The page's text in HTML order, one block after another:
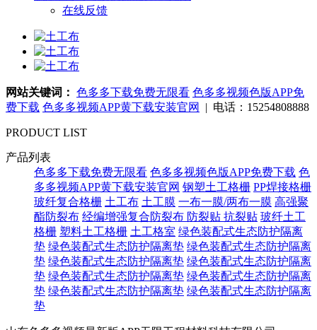
在线反馈
网站关键词： 色多多下载免费无限看 色多多视频色版APP免
费下载 色多多视频APP黄下载安装官网 | 电话：15254808888
PRODUCT LIST
产品列表
色多多下载免费无限看 色多多视频色版APP免费下载 色
多多视频APP黄下载安装官网 钢塑土工格栅 PP焊接格栅
玻纤复合格栅 土工布 土工膜 一布一膜/两布一膜 高强聚
酯防裂布 经编增强复合防裂布 防裂贴 抗裂贴 玻纤土工
格栅 塑料土工格栅 土工格室 绿色装配式生态防护隔离
垫 绿色装配式生态防护隔离垫 绿色装配式生态防护隔离
垫 绿色装配式生态防护隔离垫 绿色装配式生态防护隔离
垫 绿色装配式生态防护隔离垫 绿色装配式生态防护隔离
垫 绿色装配式生态防护隔离垫 绿色装配式生态防护隔离
垫